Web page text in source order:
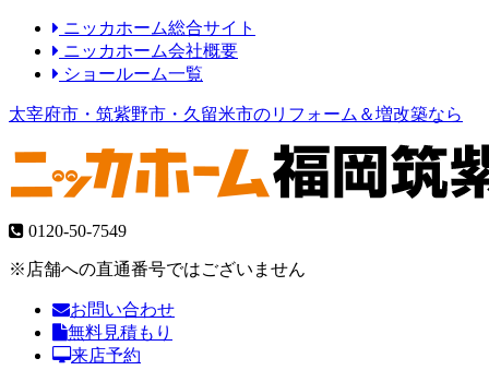
ニッカホーム総合サイト
ニッカホーム会社概要
ショールーム一覧
太宰府市・筑紫野市・久留米市のリフォーム＆増改築なら
0120-50-7549
※店舗への直通番号ではございません
お問い合わせ
無料見積もり
来店予約